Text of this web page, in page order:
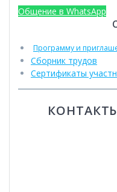
Общение в WhatsApp
Программу и
Сборник трудов
Сертификаты